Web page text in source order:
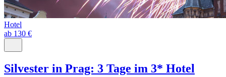
Hotel
ab 130 €
Silvester in Prag: 3 Tage im 3* Hotel